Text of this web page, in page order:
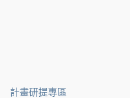
計畫研提專區